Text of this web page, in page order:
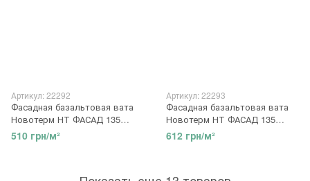
Артикул: 22292
Фасадная базальтовая вата
Новотерм НТ ФАСАД 135
1000*600*100 мм, плотность
135кг/м3
510 грн/м²
Артикул: 22293
Фасадная базальтовая вата
Новотерм НТ ФАСАД 135
1000*600*120 мм, плотность
135кг/м3
612 грн/м²